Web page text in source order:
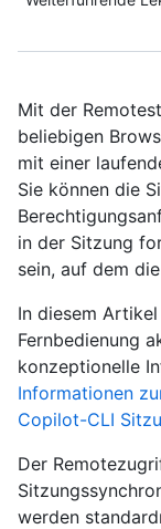
Mit der
beliebigen
mit einer
Sie können die
in der Sitzung
sein, auf dem
In diesem
Fernbedienung
konzeptionelle
Informationen
Copilot-CLI
Der
werden